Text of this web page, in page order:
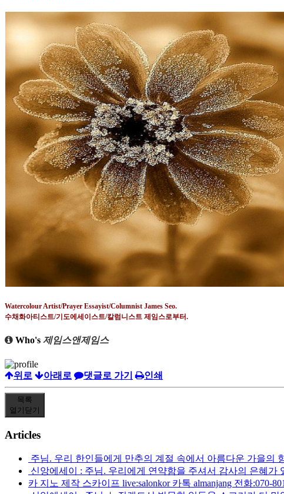
Watercolour Artist/Prayer Essayist/Columnist James Seo.
수채화아티스트/기도에세이스트/칼럼니스트 제임스로부터.
Who's 제임스앤제임스
위로 아래로 댓글로 가기 인쇄
목록
열기 닫기
Articles
주님. 우리 한인들에게 만추의 계절 속에서 아름다운 가을의
신앙에세이 : 주님. 우리에게 연약함을 주셔서 감사의 은혜가
카 지노 제작 스카이프 live:salonkor 카톡 almanjang 전화:070-